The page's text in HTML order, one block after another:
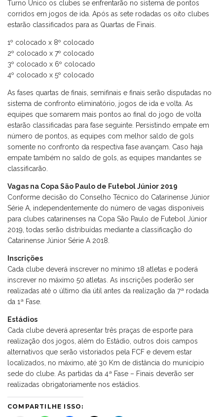
Turno Único os clubes se enfrentarão no sistema de pontos
corridos em jogos de ida. Após as sete rodadas os oito clubes
estarão classificados para as Quartas de Finais.
1º colocado x 8º colocado
2º colocado x 7º colocado
3º colocado x 6º colocado
4º colocado x 5º colocado
As fases quartas de finais, semifinais e finais serão disputadas no
sistema de confronto eliminatório, jogos de ida e volta. As
equipes que somarem mais pontos ao final do jogo de volta
estarão classificadas para fase seguinte. Persistindo empate em
número de pontos, as equipes com melhor saldo de gols
somente no confronto da respectiva fase avançam. Caso haja
empate também no saldo de gols, as equipes mandantes se
classificarão.
Vagas na Copa São Paulo de Futebol Júnior 2019
Conforme decisão do Conselho Técnico do Catarinense Júnior
Série A, independentemente do número de vagas disponíveis
para clubes catarinenses na Copa São Paulo de Futebol Júnior
2019, todas serão distribuídas mediante a classificação do
Catarinense Júnior Série A 2018.
Inscrições
Cada clube deverá inscrever no mínimo 18 atletas e poderá
inscrever no máximo 50 atletas. As inscrições poderão ser
realizadas até o último dia útil antes da realização da 7ª rodada
da 1ª Fase.
Estádios
Cada clube deverá apresentar três praças de esporte para
realização dos jogos, além do Estádio, outros dois campos
alternativos que serão vistoriados pela FCF e devem estar
localizados, no máximo, até 30 Km de distância do município
sede do clube. As partidas da 4ª Fase – Finais deverão ser
realizadas obrigatoriamente nos estádios.
COMPARTILHE ISSO: